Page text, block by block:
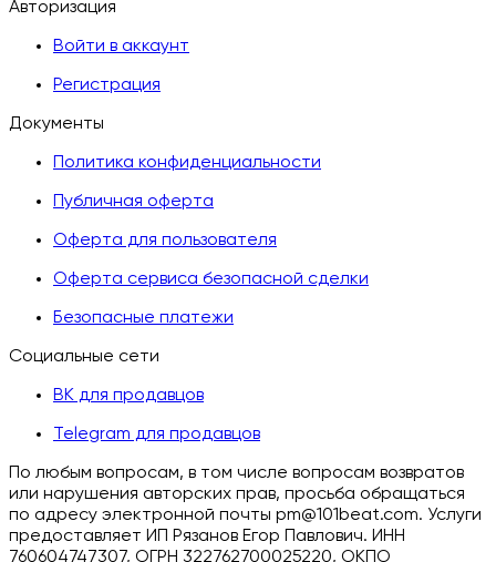
Авторизация
Войти в аккаунт
Регистрация
Документы
Политика конфиденциальности
Публичная оферта
Оферта для пользователя
Оферта сервиса безопасной сделки
Безопасные платежи
Социальные сети
ВК для продавцов
Telegram для продавцов
По любым вопросам, в том числе вопросам возвратов
или нарушения авторских прав, просьба обращаться
по адресу электронной почты pm@101beat.com. Услуги
предоставляет ИП Рязанов Егор Павлович. ИНН
760604747307, ОГРН 322762700025220, ОКПО